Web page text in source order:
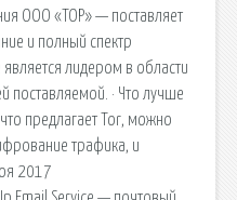
ООО «ТОР» — поставляет
и полный спектр
лидером в области
поставляемой. · Что лучше
предлагает Tor, можно
трафика, и
2017